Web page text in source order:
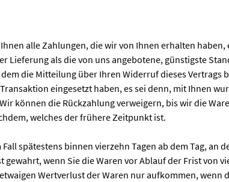
alle Zahlungen, die wir von Ihnen erhalten
Lieferung als die von uns angebotene, günstigste
die Mitteilung über Ihren Widerruf dieses
eingesetzt haben, es sei denn, mit Ihnen
können die Rückzahlung verweigern, bis wir die
welches der frühere Zeitpunkt ist.
spätestens binnen vierzehn Tagen ab dem Tag,
wenn Sie die Waren vor Ablauf der Frist von
Wertverlust der Waren nur aufkommen,